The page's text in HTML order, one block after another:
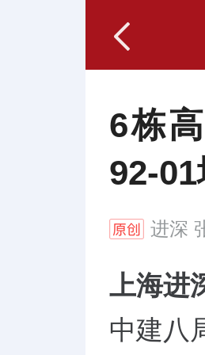
6栋
92-
进深
上海进
中建八